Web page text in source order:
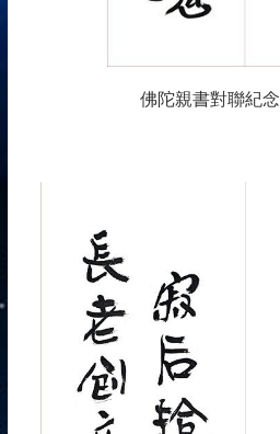
佛陀親書對聯紀